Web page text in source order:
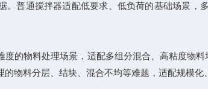
普通搅拌器适配低要求、低负荷的基础场景，
物料处理场景，适配多组分混合、高粘度物
物料分层、结块、混合不均等难题，适配规模化